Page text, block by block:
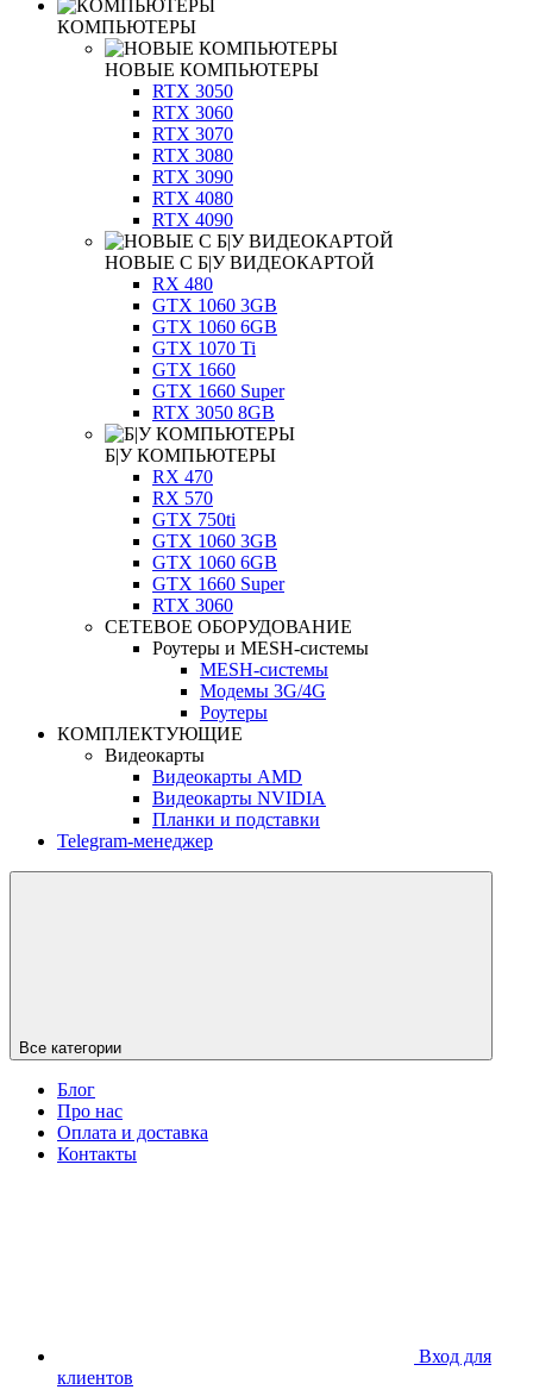
КОМПЬЮТЕРЫ
НОВЫЕ КОМПЬЮТЕРЫ
RTX 3050
RTX 3060
RTX 3070
RTX 3080
RTX 3090
RTX 4080
RTX 4090
НОВЫЕ С Б|У ВИДЕОКАРТОЙ
RX 480
GTX 1060 3GB
GTX 1060 6GB
GTX 1070 Ti
GTX 1660
GTX 1660 Super
RTX 3050 8GB
Б|У КОМПЬЮТЕРЫ
RX 470
RX 570
GTX 750ti
GTX 1060 3GB
GTX 1060 6GB
GTX 1660 Super
RTX 3060
СЕТЕВОЕ ОБОРУДОВАНИЕ
Роутеры и MESH-системы
MESH-системы
Модемы 3G/4G
Роутеры
КОМПЛЕКТУЮЩИЕ
Видеокарты
Видеокарты AMD
Видеокарты NVIDIA
Планки и подставки
Telegram-менеджер
Все категории
Блог
Про нас
Оплата и доставка
Контакты
Вход для
клиентов